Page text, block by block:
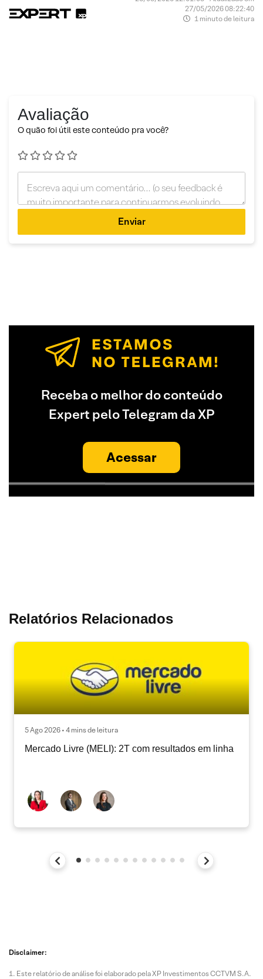
27/05/2026 08:22:40
1 minuto de leitura
Avaliação
O quão foi útil este conteúdo pra você?
Enviar
Receba o melhor do conteúdo
Expert pelo Telegram da XP
Acessar
Relatórios Relacionados
5 Ago 2026 • 4 mins de leitura
Mercado Livre (MELI): 2T com resultados em linha
Disclaimer:
Este relatório de análise foi elaborado pela XP Investimentos CCTVM S.A.